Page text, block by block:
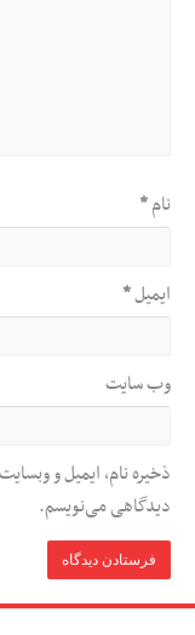
نام*
ایمیل*
وب‌ سایت
ذخیره نام، ایمیل و
دیدگاهی می‌نویسم.